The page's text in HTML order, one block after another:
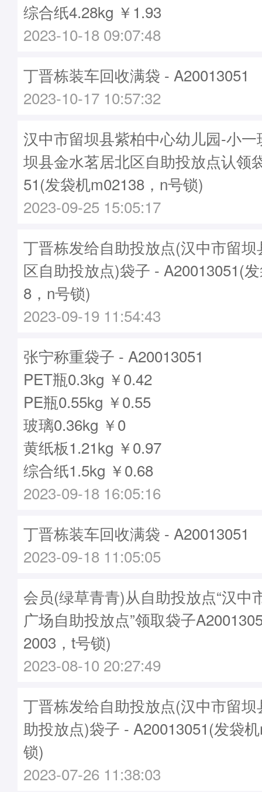
综合纸4.28kg ￥1.93
2023-10-18 09:07:48
丁晋栋装车回收满袋 - A20013051
2023-10-17 10:57:32
汉中市留坝县紫柏中心幼儿园-小
坝县金水茗居北区自助投放点认领
51(发袋机m02138，n号锁)
2023-09-25 15:05:17
丁晋栋发给自助投放点(汉中市留
区自助投放点)袋子 - A20013051(
8，n号锁)
2023-09-19 11:54:43
张宁称重袋子 - A20013051
PET瓶0.3kg ￥0.42
PE瓶0.55kg ￥0.55
玻璃0.36kg ￥0
黄纸板1.21kg ￥0.97
综合纸1.5kg ￥0.68
2023-09-18 16:05:16
丁晋栋装车回收满袋 - A20013051
2023-09-18 11:05:05
会员(绿草青青)从自助投放点“汉中
广场自助投放点”领取袋子
2003，t号锁)
2023-08-10 20:27:49
丁晋栋发给自助投放点(汉中市留
助投放点)袋子 - A20013051(发袋
锁)
2023-07-26 11:38:03